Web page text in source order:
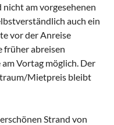
nicht am vorgesehenen
auch ein
vor der Anreise
früher abreisen
Vortag möglich. Der
Mietpreis bleibt
Strand von